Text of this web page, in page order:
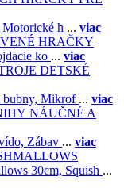
Motorické h ... viac
HRAČKY
ko ... viac
DETSKÉ
Mikrof ... viac
NÁUČNÉ A
Zábav ... viac
30cm, Squish ...